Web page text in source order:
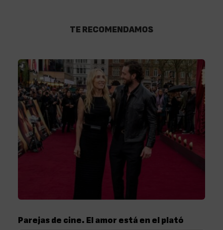
TE RECOMENDAMOS
Parejas de cine. El amor está en el plató